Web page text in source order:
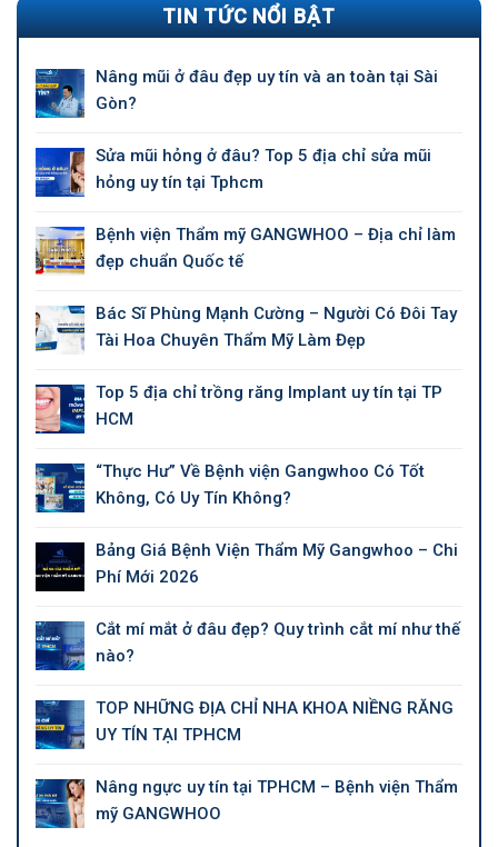
TIN TỨC NỔI BẬT
Nâng mũi ở đâu đẹp uy tín và an toàn tại Sài
Gòn?
Sửa mũi hỏng ở đâu? Top 5 địa chỉ sửa mũi
hỏng uy tín tại Tphcm
Bệnh viện Thẩm mỹ GANGWHOO – Địa chỉ làm
đẹp chuẩn Quốc tế
Bác Sĩ Phùng Mạnh Cường – Người Có Đôi Tay
Tài Hoa Chuyên Thẩm Mỹ Làm Đẹp
Top 5 địa chỉ trồng răng Implant uy tín tại TP
HCM
“Thực Hư” Về Bệnh viện Gangwhoo Có Tốt
Không, Có Uy Tín Không?
Bảng Giá Bệnh Viện Thẩm Mỹ Gangwhoo – Chi
Phí Mới 2026
Cắt mí mắt ở đâu đẹp? Quy trình cắt mí như thế
nào?
TOP NHỮNG ĐỊA CHỈ NHA KHOA NIỀNG RĂNG
UY TÍN TẠI TPHCM
Nâng ngực uy tín tại TPHCM – Bệnh viện Thẩm
mỹ GANGWHOO